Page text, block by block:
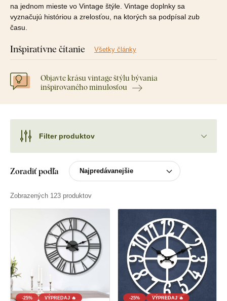
na jednom mieste vo Vintage štýle. Vintage doplnky sa
vyznačujú históriou a zrelosťou, na ktorých sa podpísal zub
času.
Inšpiratívne čítanie Všetky články
Objavte krásu vintage štýlu bývania
inšpirovaného minulosťou
Filter produktov
Zoradiť podľa
Zobrazených 123 produktov
-25% VÝPREDAJ 🔥 -25% VÝPREDAJ 🔥